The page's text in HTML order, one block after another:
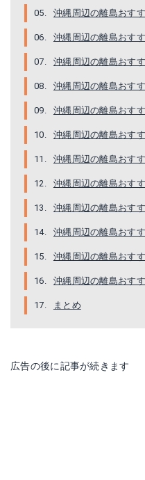
沖縄周辺の離島おす
沖縄周辺の離島おす
沖縄周辺の離島おす
沖縄周辺の離島おす
沖縄周辺の離島おす
沖縄周辺の離島おす
沖縄周辺の離島おす
沖縄周辺の離島おす
沖縄周辺の離島おす
沖縄周辺の離島おす
沖縄周辺の離島おす
沖縄周辺の離島おす
まとめ
広告の後に記事が続きます